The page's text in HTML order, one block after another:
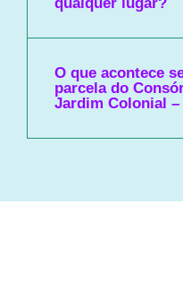
O que acontece
parcela do
Jardim Colonial –